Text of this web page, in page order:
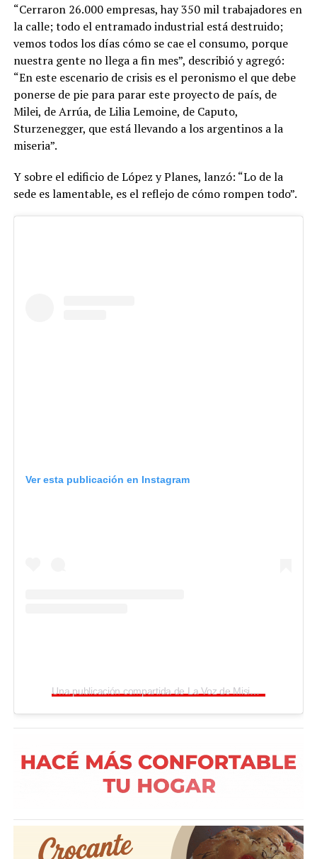
“Cerraron 26.000 empresas, hay 350 mil trabajadores en
la calle; todo el entramado industrial está destruido;
vemos todos los días cómo se cae el consumo, porque
nuestra gente no llega a fin mes”, describió y agregó:
“En este escenario de crisis es el peronismo el que debe
ponerse de pie para parar este proyecto de país, de
Milei, de Arrúa, de Lilia Lemoine, de Caputo,
Sturzenegger, que está llevando a los argentinos a la
miseria”.
Y sobre el edificio de López y Planes, lanzó: “Lo de la
sede es lamentable, es el reflejo de cómo rompen todo”.
Ver esta publicación en Instagram
Una publicación compartida de La Voz de Misiones (@lavozdemisiones)